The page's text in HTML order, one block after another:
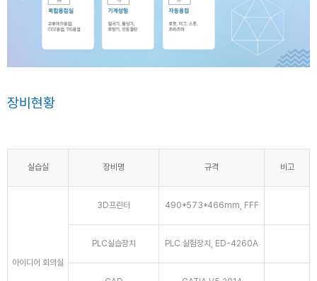
장비현황
실습실 장비명 규격 비고
아이디어 회의실
3D프린터 490*573*466mm, FFF
PLC실습장치 PLC 실험장치, ED-4260A